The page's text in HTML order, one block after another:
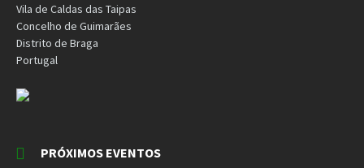
Vila de Caldas das Taipas
Concelho de Guimarães
Distrito de Braga
Portugal
PRÓXIMOS EVENTOS